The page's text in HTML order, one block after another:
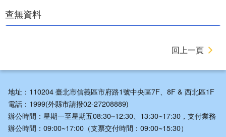
查無資料
回上一頁
地址：110204 臺北市信義區市府路1號中央區7F、8F & 西北區1F
電話：1999(外縣市請撥02-27208889)
辦公時間：星期一至星期五08:30~12:30、13:30~17:30，支付業務
辦公時間：09:00~17:00（支票交付時間：09:00~15:30）